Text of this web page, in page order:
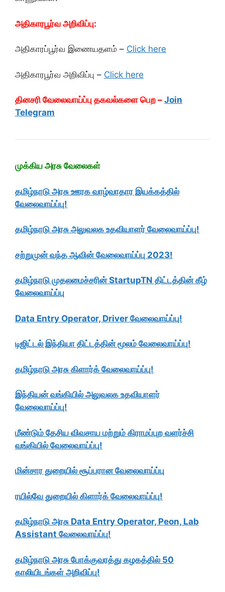
அதிகாரபூர்வ அறிவிப்பு:
அதிகாரப்பூர்வ இணையதளம் – Click here
அதிகாரபூர்வ அறிவிப்பு – Click here
தினசரி வேலைவாய்ப்பு தகவல்களை பெற – Join
Telegram
முக்கிய அரசு வேலைகள்
தமிழ்நாடு அரசு ஊரக வாழ்வாதார இயக்கத்தில்
வேலைவாய்ப்பு!
தமிழ்நாடு அரசு அலுவலக உதவியாளர் வேலைவாய்ப்பு!
சற்றுமுன் வந்த ஆவின் வேலைவாய்ப்பு 2023!
தமிழ்நாடு முதலமைச்சரின் StartupTN திட்டத்தின் கீழ்
வேலைவாய்ப்பு
Data Entry Operator, Driver வேலைவாய்ப்பு!
டிஜிட்டல் இந்தியா திட்டத்தின் மூலம் வேலைவாய்ப்பு!
தமிழ்நாடு அரசு கிளார்க் வேலைவாய்ப்பு!
இந்தியன் வங்கியில் அலுவலக உதவியாளர்
வேலைவாய்ப்பு!
மீண்டும் தேசிய விவசாய மற்றும் கிராமப்புற வளர்ச்சி
வங்கியில் வேலைவாய்ப்பு!
மின்சார துறையில் சூப்பரான வேலைவாய்ப்பு
ரயில்வே துறையில் கிளார்க் வேலைவாய்ப்பு!
தமிழ்நாடு அரசு Data Entry Operator, Peon, Lab
Assistant வேலைவாய்ப்பு!
தமிழ்நாடு அரசு போக்குவரத்து கழகத்தில் 50
காலியிடங்கள் அறிவிப்பு!